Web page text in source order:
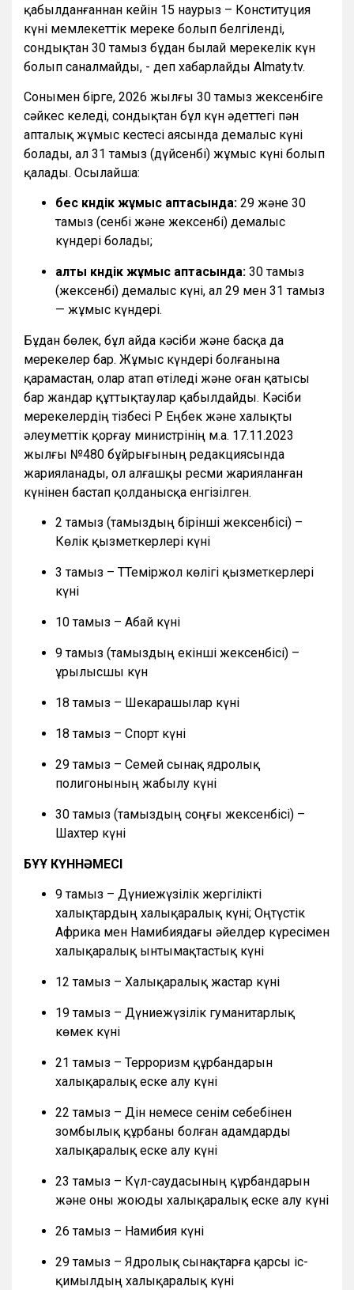
қабылданғаннан кейін 15 наурыз – Конституция
күні мемлекеттік мереке болып белгіленді,
сондықтан 30 тамыз бұдан былай мерекелік күн
болып саналмайды, - деп хабарлайды Almaty.tv.
Сонымен бірге, 2026 жылғы 30 тамыз жексенбіге
сәйкес келеді, сондықтан бұл күн әдеттегі пән
апталық жұмыс кестесі аясында демалыс күні
болады, ал 31 тамыз (дүйсенбі) жұмыс күні болып
қалады. Осылайша:
бес күндік жұмыс аптасында: 29 және 30
тамыз (сенбі және жексенбі) демалыс
күндері болады;
алты күндік жұмыс аптасында: 30 тамыз
(жексенбі) демалыс күні, ал 29 мен 31 тамыз
— жұмыс күндері.
Бұдан бөлек, бұл айда кәсіби және басқа да
мерекелер бар. Жұмыс күндері болғанына
қарамастан, олар атап өтіледі және оған қатысы
бар жандар құттықтаулар қабылдайды. Кәсіби
мерекелердің тізбесі ҚР Еңбек және халықты
әлеуметтік қорғау министрінің м.а. 17.11.2023
жылғы №480 бұйрығының редакциясында
жарияланады, ол алғашқы ресми жарияланған
күнінен бастап қолданысқа енгізілген.
2 тамыз (тамыздың бірінші жексенбісі) –
Көлік қызметкерлері күні
3 тамыз – ТТеміржол көлігі қызметкерлері
күні
10 тамыз – Абай күні
9 тамыз (тамыздың екінші жексенбісі) –
Құрылысшы күн
18 тамыз – Шекарашылар күні
18 тамыз – Спорт күні
29 тамыз – Семей сынақ ядролық
полигонының жабылу күні
30 тамыз (тамыздың соңғы жексенбісі) –
Шахтер күні
БҰҰ КҮННӘМЕСІ
9 тамыз – Дүниежүзілік жергілікті
халықтардың халықаралық күні; Оңтүстік
Африка мен Намибиядағы әйелдер күресімен
халықаралық ынтымақтастық күні
12 тамыз – Халықаралық жастар күні
19 тамыз – Дүниежүзілік гуманитарлық
көмек күні
21 тамыз – Терроризм құрбандарын
халықаралық еске алу күні
22 тамыз – Дін немесе сенім себебінен
зомбылық құрбаны болған адамдарды
халықаралық еске алу күні
23 тамыз – Күл-саудасының құрбандарын
және оны жоюды халықаралық еске алу күні
26 тамыз – Намибия күні
29 тамыз – Ядролық сынақтарға қарсы іс-
қимылдың халықаралық күні